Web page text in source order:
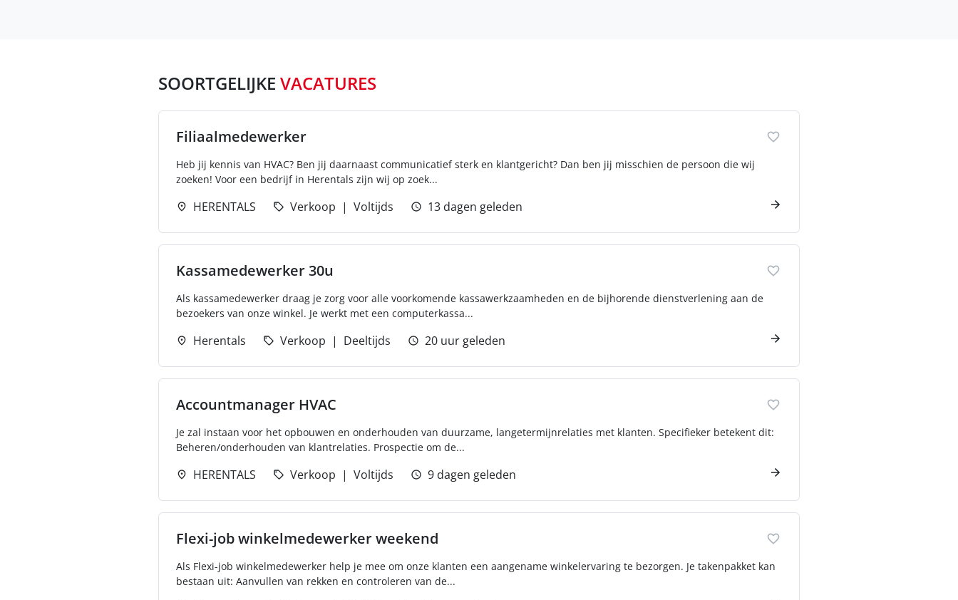
SOORTGELIJKE VACATURES
Filiaalmedewerker
Heb jij kennis van HVAC? Ben jij daarnaast communicatief sterk en klantgericht? Dan ben jij misschien de persoon die wij
zoeken! Voor een bedrijf in Herentals zijn wij op zoek...
HERENTALS Verkoop Voltijds 13 dagen geleden
Kassamedewerker 30u
Als kassamedewerker draag je zorg voor alle voorkomende kassawerkzaamheden en de bijhorende dienstverlening aan de
bezoekers van onze winkel. Je werkt met een computerkassa...
Herentals Verkoop Deeltijds 20 uur geleden
Accountmanager HVAC
Je zal instaan voor het opbouwen en onderhouden van duurzame, langetermijnrelaties met klanten. Specifieker betekent dit:
Beheren/onderhouden van klantrelaties. Prospectie om de...
HERENTALS Verkoop Voltijds 9 dagen geleden
Flexi-job winkelmedewerker weekend
Als Flexi-job winkelmedewerker help je mee om onze klanten een aangename winkelervaring te bezorgen. Je takenpakket kan
bestaan uit: Aanvullen van rekken en controleren van de...